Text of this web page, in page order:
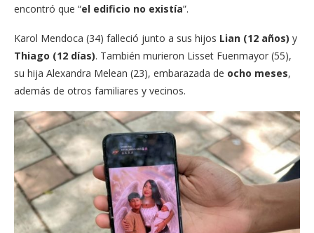
encontró que “el edificio no existía”.
Karol Mendoca (34) falleció junto a sus hijos Lian (12 años) y
Thiago (12 días). También murieron Lisset Fuenmayor (55),
su hija Alexandra Melean (23), embarazada de ocho meses,
además de otros familiares y vecinos.